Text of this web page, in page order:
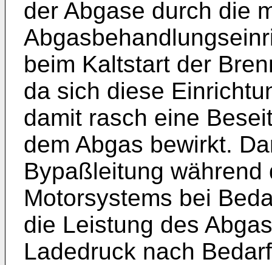
der Abgase durch die
beim Kaltstart der
da sich diese
damit rasch eine
dem Abgas bewirkt.
Bypaßleitung
Motorsystems bei
die Leistung des
Ladedruck nach